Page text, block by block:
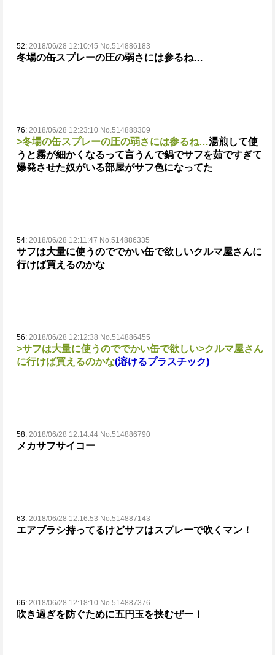
52: 2018/06/28 12:10:45 No.514886183
冬場の缶スプレーの圧の弱さには参るね…
76: 2018/06/28 12:23:10 No.514888309
>冬場の缶スプレーの圧の弱さには参るね…湯煎して使
うと霧が細かくなるって言うんで鍋でサフを茹ですぎて
爆発させた奴がいる部屋がサフ色になってた
54: 2018/06/28 12:11:47 No.514886335
サフは大量に使うのででかい缶で欲しいクルマ屋さんに
行けば買えるのかな
56: 2018/06/28 12:12:38 No.514886455
>サフは大量に使うのででかい缶で欲しい>クルマ屋さん
に行けば買えるのかな(溶けるプラスチック)
58: 2018/06/28 12:14:44 No.514886790
メカサフサイコー
63: 2018/06/28 12:16:53 No.514887143
エアブラシ持ってるけどサフはスプレーで吹くマン！
66: 2018/06/28 12:18:10 No.514887376
吹き過ぎを防ぐために五円玉を挟むぜー！